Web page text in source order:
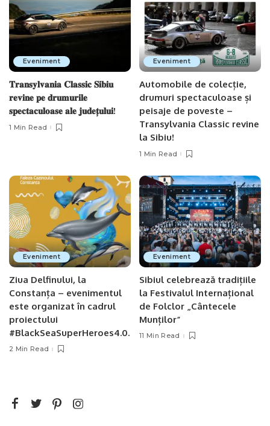
Eveniment
𝐓𝐫𝐚𝐧𝐬𝐲𝐥𝐯𝐚𝐧𝐢𝐚 𝐂𝐥𝐚𝐬𝐬𝐢𝐜 𝐒𝐢𝐛𝐢𝐮
𝐫𝐞𝐯𝐢𝐧𝐞 𝐩𝐞 𝐝𝐫𝐮𝐦𝐮𝐫𝐢𝐥𝐞
𝐬𝐩𝐞𝐜𝐭𝐚𝐜𝐮𝐥𝐨𝐚𝐬𝐞 𝐚𝐥𝐞 𝐣𝐮𝐝𝐞𝐭̦𝐮𝐥𝐮𝐢!
1 Min Read
Eveniment
Automobile de colecție,
drumuri spectaculoase și
peisaje de poveste –
Transylvania Classic revine
la Sibiu!
1 Min Read
Eveniment
Ziua Delfinului, la
Constanța – evenimentul
este organizat în cadrul
proiectului
#BlackSeaSuperHeroes4.0.
2 Min Read
Eveniment
Sibiul celebrează tradițiile
la Festivalul Internațional
de Folclor „Cântecele
Munților”
11 Min Read